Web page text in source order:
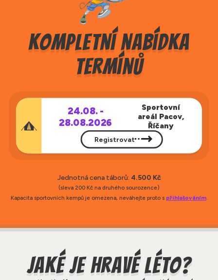
Kompletní nabídka
termínů
24.08. -
28.08.2026
Sportovní
areál Pacov,
Říčany
Registrovat
Jednotná cena táborů: 4.500 Kč
(sleva 200 Kč na druhého sourozence)
Kapacita sportovních kempů je omezena, neváhejte proto s přihlašováním
Jaké je Hravé léto?